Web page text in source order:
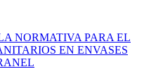
NORMATIVA PARA EL
EN ENVASES